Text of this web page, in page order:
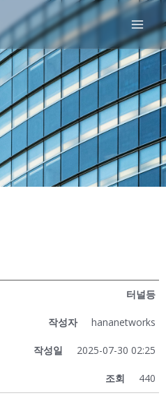
터널등
작성자 hananetworks
작성일 2025-07-30 02:25
조회 440